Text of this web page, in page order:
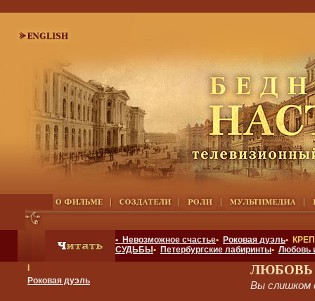
• Невозможное счастье• Роковая дуэль•
СУДЬБЫ • Петербургские лабиринты• Любовь
Роковая дуэль
ЛЮБОВЬ
Вы слишком